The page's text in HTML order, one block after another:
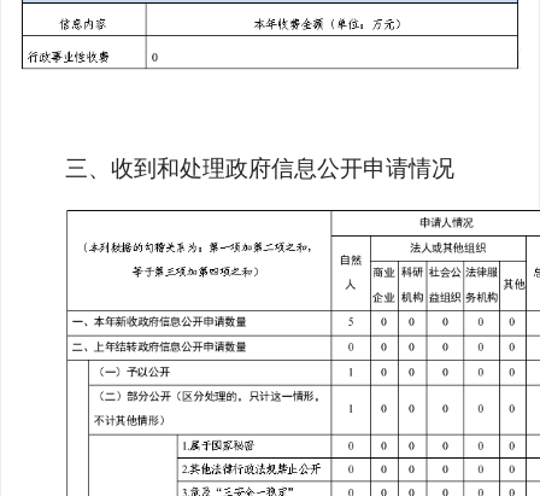
三、收到和处理政府信息公开申请情况